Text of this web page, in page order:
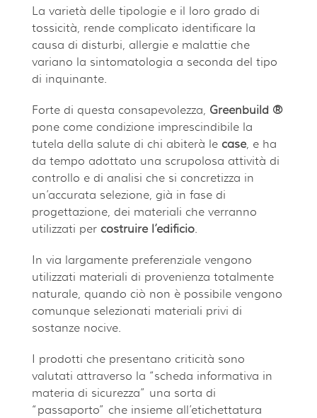
La varietà delle tipologie e il loro grado di
tossicità, rende complicato identificare la
causa di disturbi, allergie e malattie che
variano la sintomatologia a seconda del tipo
di inquinante.
Forte di questa consapevolezza, Greenbuild ®
pone come condizione imprescindibile la
tutela della salute di chi abiterà le case, e ha
da tempo adottato una scrupolosa attività di
controllo e di analisi che si concretizza in
un’accurata selezione, già in fase di
progettazione, dei materiali che verranno
utilizzati per costruire l’edificio.
In via largamente preferenziale vengono
utilizzati materiali di provenienza totalmente
naturale, quando ciò non è possibile vengono
comunque selezionati materiali privi di
sostanze nocive.
I prodotti che presentano criticità sono
valutati attraverso la “scheda informativa in
materia di sicurezza” una sorta di
“passaporto” che insieme all’etichettatura